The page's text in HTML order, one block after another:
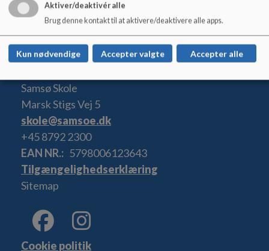
SB Referat 03.06.20.pdf
Samsø Skole
Marsk Stigs Vej 5
skole@samsoe.dk
+45 8792 2300
EAN NR.
5798006123643
Tilgængelighedserklæring
Sitemap
Cookie politik
Aktiver/deaktivér alle
Brug denne kontakt til at aktivere/deaktivere alle apps.
Kun nødvendige Accepter valgte Accepter alle